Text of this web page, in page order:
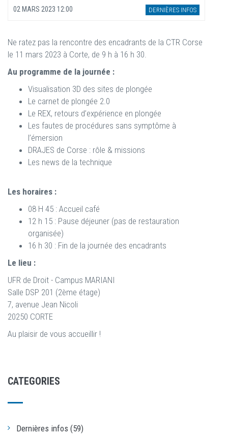
02 MARS 2023 12:00 DERNIÈRES INFOS
Ne ratez pas la rencontre des encadrants de la CTR Corse
le 11 mars 2023 à Corte, de 9 h à 16 h 30.
Au programme de la journée :
Visualisation 3D des sites de plongée
Le carnet de plongée 2.0
Le REX, retours d’expérience en plongée
Les fautes de procédures sans symptôme à
l’émersion
DRAJES de Corse : rôle & missions
Les news de la technique
Les horaires :
08 H 45 : Accueil café
12 h 15 : Pause déjeuner (pas de restauration
organisée)
16 h 30 : Fin de la journée des encadrants
Le lieu :
UFR de Droit - Campus MARIANI
Salle DSP 201 (2ème étage)
7, avenue Jean Nicoli
20250 CORTE
Au plaisir de vous accueillir !
CATEGORIES
Dernières infos (59)